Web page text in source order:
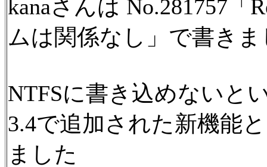
kanaさんは No.281757
ムは関係なし」で書き
NTFSに書き込めないと
3.4で追加された新機能
ました